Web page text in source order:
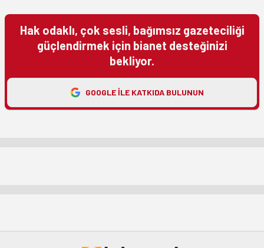
Hak odaklı, çok sesli, bağımsız gazeteciliği
güçlendirmek için bianet desteğinizi
bekliyor.
GOOGLE ILE KATKIDA BULUNUN